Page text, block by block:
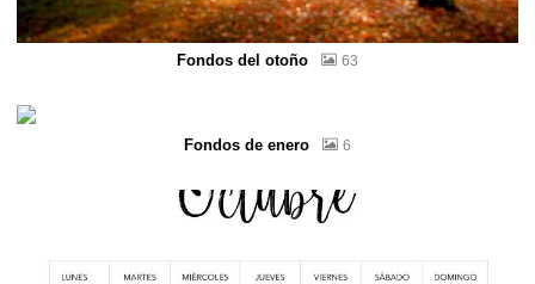
Fondos del otoño 63
Fondos de enero 6